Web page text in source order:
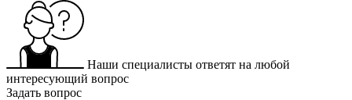
Наши специалисты ответят на любой
интересующий вопрос
Задать вопрос